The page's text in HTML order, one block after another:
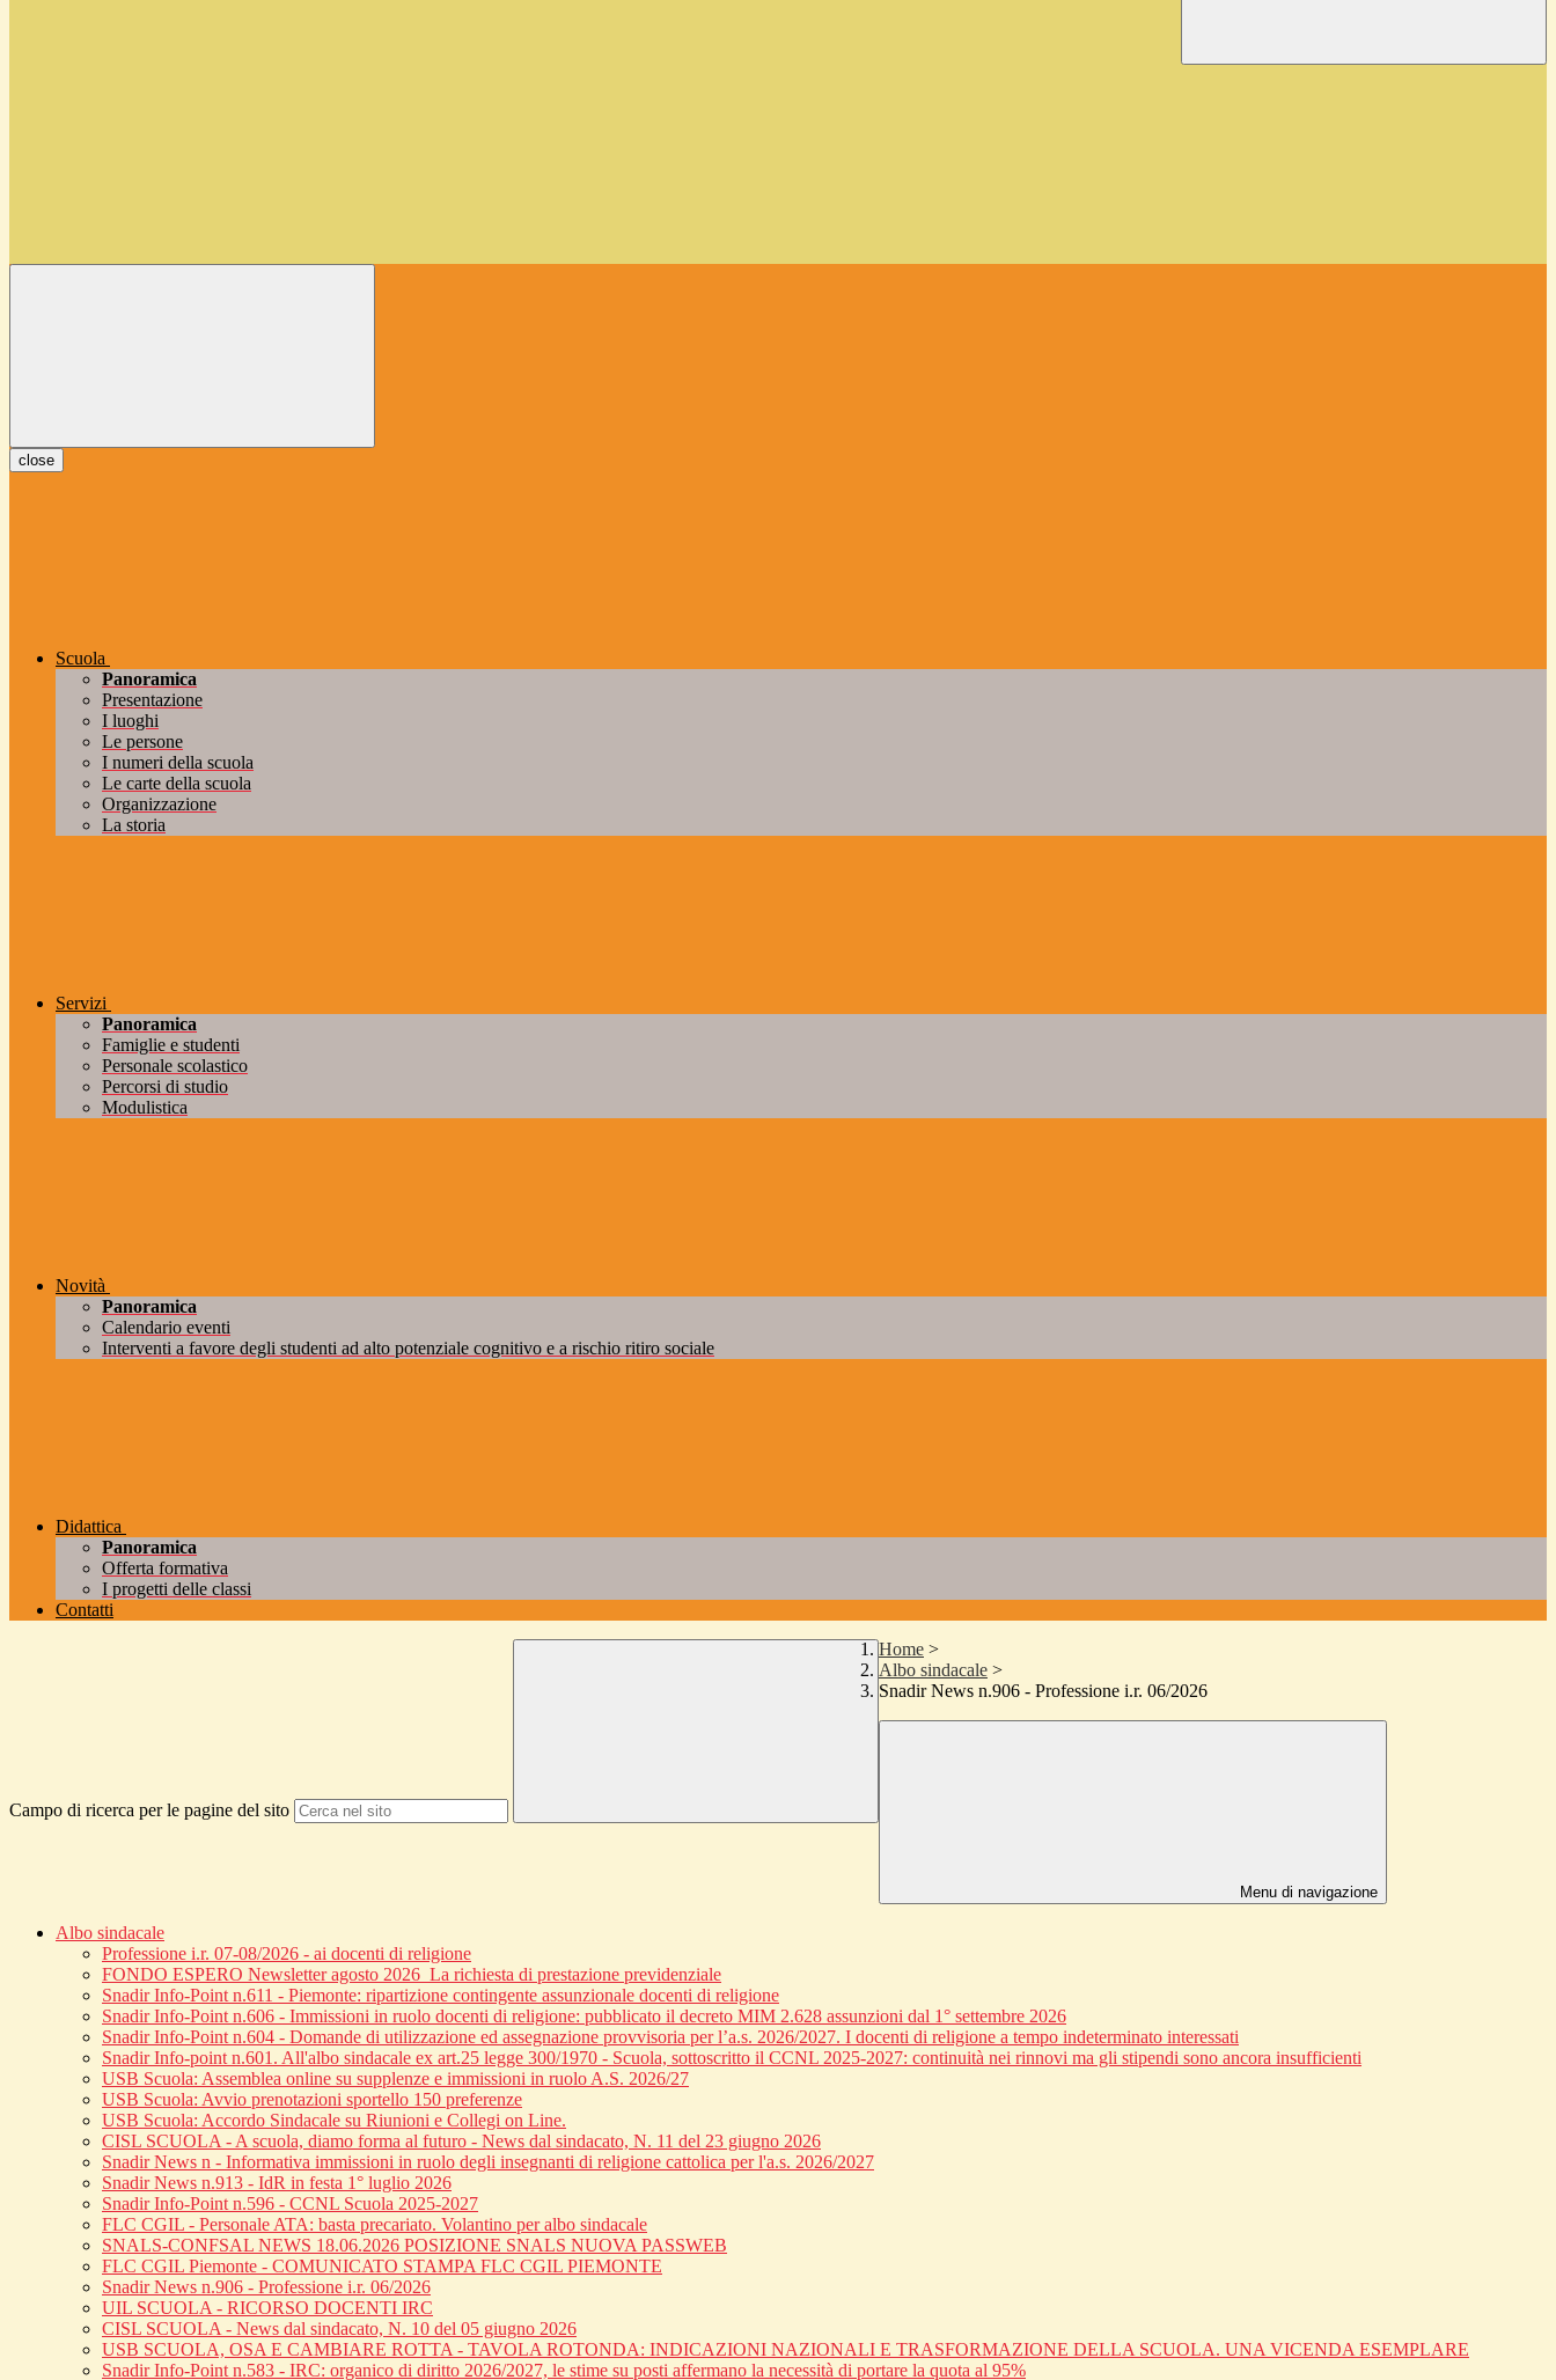
close
Scuola
Panoramica
Presentazione
I luoghi
Le persone
I numeri della scuola
Le carte della scuola
Organizzazione
La storia
Servizi
Panoramica
Famiglie e studenti
Personale scolastico
Percorsi di studio
Modulistica
Novità
Panoramica
Calendario eventi
Interventi a favore degli studenti ad alto potenziale cognitivo e a rischio ritiro sociale
Didattica
Panoramica
Offerta formativa
I progetti delle classi
Contatti
Campo di ricerca per le pagine del sito
Home >
Albo sindacale >
Snadir News n.906 - Professione i.r. 06/2026
Menu di navigazione
Albo sindacale
Professione i.r. 07-08/2026 - ai docenti di religione
FONDO ESPERO Newsletter agosto 2026_La richiesta di prestazione previdenziale
Snadir Info-Point n.611 - Piemonte: ripartizione contingente assunzionale docenti di religione
Snadir Info-Point n.606 - Immissioni in ruolo docenti di religione: pubblicato il decreto MIM 2.628 assunzioni dal 1° settembre 2026
Snadir Info-Point n.604 - Domande di utilizzazione ed assegnazione provvisoria per l’a.s. 2026/2027. I docenti di religione a tempo indeterminato interessati
Snadir Info-point n.601. All'albo sindacale ex art.25 legge 300/1970 - Scuola, sottoscritto il CCNL 2025-2027: continuità nei rinnovi ma gli stipendi sono ancora insufficienti
USB Scuola: Assemblea online su supplenze e immissioni in ruolo A.S. 2026/27
USB Scuola: Avvio prenotazioni sportello 150 preferenze
USB Scuola: Accordo Sindacale su Riunioni e Collegi on Line.
CISL SCUOLA - A scuola, diamo forma al futuro - News dal sindacato, N. 11 del 23 giugno 2026
Snadir News n - Informativa immissioni in ruolo degli insegnanti di religione cattolica per l'a.s. 2026/2027
Snadir News n.913 - IdR in festa 1° luglio 2026
Snadir Info-Point n.596 - CCNL Scuola 2025-2027
FLC CGIL - Personale ATA: basta precariato. Volantino per albo sindacale
SNALS-CONFSAL NEWS 18.06.2026 POSIZIONE SNALS NUOVA PASSWEB
FLC CGIL Piemonte - COMUNICATO STAMPA FLC CGIL PIEMONTE
Snadir News n.906 - Professione i.r. 06/2026
UIL SCUOLA - RICORSO DOCENTI IRC
CISL SCUOLA - News dal sindacato, N. 10 del 05 giugno 2026
USB SCUOLA, OSA E CAMBIARE ROTTA - TAVOLA ROTONDA: INDICAZIONI NAZIONALI E TRASFORMAZIONE DELLA SCUOLA. UNA VICENDA ESEMPLARE
Snadir Info-Point n.583 - IRC: organico di diritto 2026/2027, le stime su posti affermano la necessità di portare la quota al 95%